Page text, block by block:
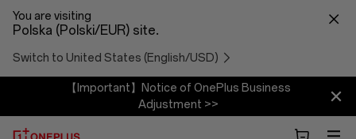
You are visiting
Polska (Polski/EUR) site.
Switch to United States (English/USD)
【Important】Notice of OnePlus Business
Adjustment >>